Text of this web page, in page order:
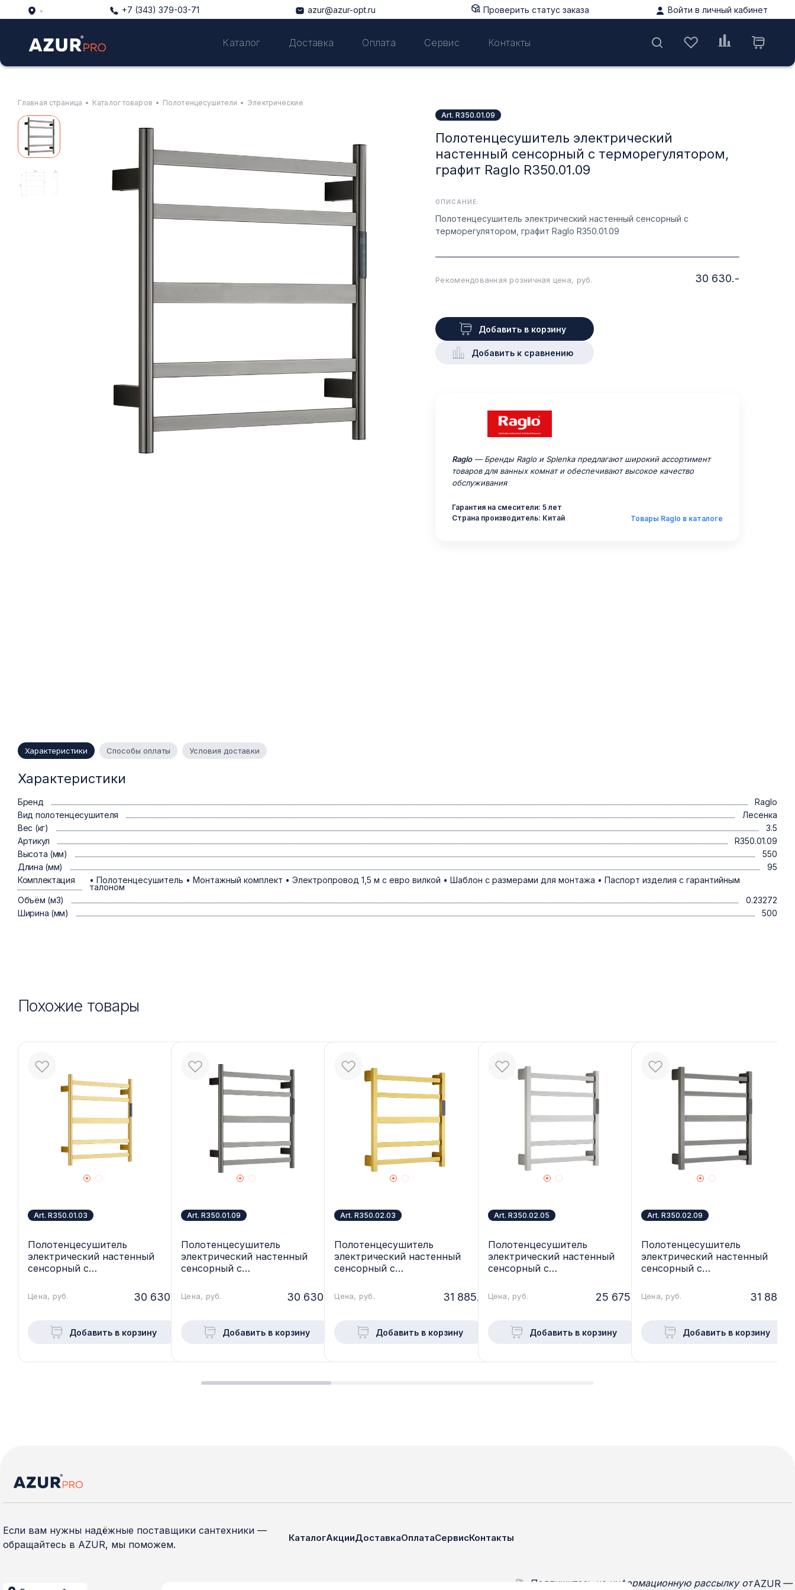
+7 (343) 379-03-71 azur@azur-opt.ru Проверить статус заказа Войти в личный кабинет
Каталог Доставка Оплата Сервис Контакты
Главная страница • Каталог товаров • Полотенцесушители • Электрические
Art. R350.01.09
Полотенцесушитель электрический
настенный сенсорный с терморегулятором,
графит Raglo R350.01.09
ОПИСАНИЕ:
Полотенцесушитель электрический настенный сенсорный с
терморегулятором, графит Raglo R350.01.09
Рекомендованная розничная цена, руб. 30 630.-
Добавить в корзину
Добавить к сравнению
Raglo— Бренды Raglo и Splenka предлагают широкий ассортимент
товаров для ванных комнат и обеспечивают высокое качество
обслуживания
Гарантия на смесители: 5 лет
Страна производитель: Китай
Товары Raglo в каталоге
Характеристики Способы оплаты Условия доставки
Характеристики
Бренд
Raglo
Вид полотенцесушителя
Лесенка
Вес (кг)
3.5
Артикул
R350.01.09
Высота (мм)
550
Длина (мм)
95
Комплектация
• Полотенцесушитель • Монтажный комплект • Электропровод 1,5 м с евро вилкой • Шаблон с размерами для монтажа • Паспорт изделия с гарантийным
талоном
Объём (м3)
0.23272
Ширина (мм)
500
Похожие товары
Art. R350.01.03
Полотенцесушитель
электрический настенный
сенсорный с
золотой Raglo R350.01.03
Цена, руб. 30 630.-
Добавить в корзину
Art. R350.01.09
Полотенцесушитель
электрический настенный
сенсорный с
Raglo R350.01.09
Цена, руб. 30 630.-
Добавить в корзину
Art. R350.02.03
Полотенцесушитель
электрический настенный
сенсорный с
золотой Raglo R350.02.03
Цена, руб. 31 885.-
Добавить в корзину
Art. R350.02.05
Полотенцесушитель
электрический настенный
сенсорный с
Raglo R350.02.05
Цена, руб. 25 675.-
Добавить в корзину
Art. R350.02.09
Полотенцесушитель
электрический настенный
сенсорный с
Raglo R350.02.09
Цена, руб. 31 885.-
Добавить в корзину
Если вам нужны надёжные поставщики сантехники —
обращайтесь в AZUR, мы поможем.
КаталогАкцииДоставкаОплатаСервисКонтакты
Подпишитесь на информационную рассылку от AZUR —